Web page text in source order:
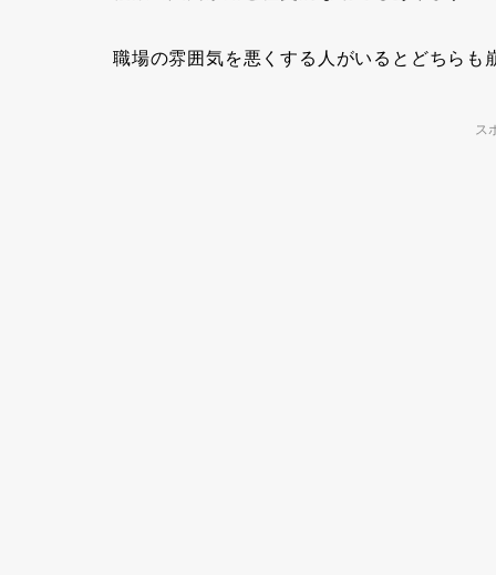
職場の雰囲気を悪くする人 がいるとどちらも
ス